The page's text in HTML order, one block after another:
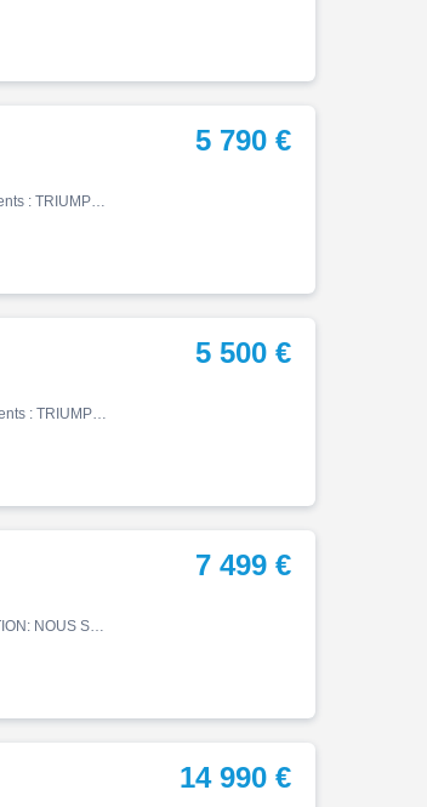
Street, 03/2011, 18401 km, Essence, 675cm³, Couleur gris, 5790 € Equipements : TRIUMPH STREET TRIPLE R 675 SUPERBE ETAT D ORIGINE, FAIBLE KILOMETRAGE - COLORIS MATT GRAPHITE - ENTRETIENS REGULIERS CONCESSION TRIUMPH - Dernier entretien complet type 20 000 kms fait AMR Vittel 0 k…
5 790 €
Street, 04/2018, 19720 km, Essence, 900cm³, Couleur noir, 5500 € Equipements : TRIUMPH 900 STREET TWIN, bon état général, entièrement d'origine, révisée, pneu avant neuf, ABS
5 500 €
Street, 08/2023, 20336 km, Essence, 765cm³, 7499 € Equipements : ATTENTION: NOUS SOMMES FERMÉS DU 02/08/2026 AU 24/08/2026 INCLUS. Triumph Street Triple 765 R ABS Crit'air 1 aucun frais à prévoir, très bon état. ***Garantie 12 mois*** Reprise, assurance et financement possible. …
7 499 €
14 990 €